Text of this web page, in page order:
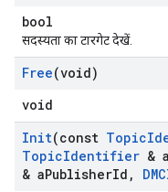
bool
सदस्यता का टारगेट देखें.
Free(void)
void
Init(const Topic
TopicIdentifier & a
& aPublisherId ,